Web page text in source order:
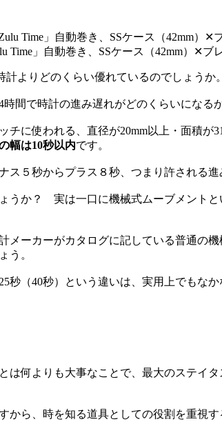
」自動巻き、SSケース（42mm）✕ブ
よりどのくらい優れているのでしょうか。
時間で時計の進み遅れがどのくらいになる
に使われる、直径が20mm以上・面積が
幅は10秒以内です。
５秒からプラス８秒、つまり許される進
うか？ 実は一口に機械式ムーブメント
ーカーがカタログに記している普通の
う。
（40秒）という違いは、実用上でもな
何よりも大事なことで、最大のステイ
ら、時を知る道具としての役割を重視